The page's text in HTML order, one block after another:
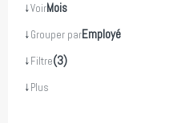
↓VoirMois
↓Grouper parEmployé
↓Filtre(3)
↓Plus